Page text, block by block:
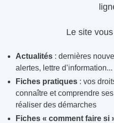
Le site
Actualités : dernières
alertes, lettre d’information...
Fiches pratiques : vos
connaître et comprendre
réaliser des démarches
Fiches « comment faire si